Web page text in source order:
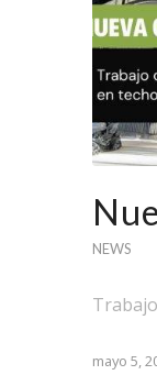
NEWS
mayo 5,